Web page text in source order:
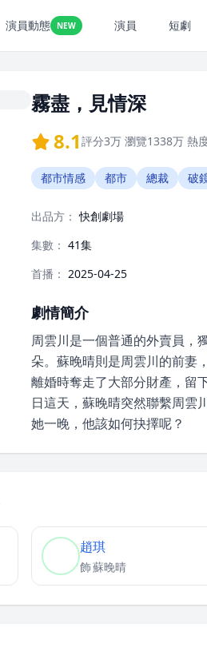
演員動態 NEW 演員 短劇
霧盡，見情深
8.1 評分3万 瀏覽1338万 熱
都市情感 都市 總裁 破
出品方： 快創劇場
集數： 41集
首播： 2025-04-25
劇情簡介
周雲川是一個普通的外賣員，
朵。蘇晚晴則是周雲川的前妻
離婚時奪走了大部分財產，留
日這天，蘇晚晴突然聯繫周雲
她一晚，他該如何抉擇呢？
趙琪
飾蘇晚晴